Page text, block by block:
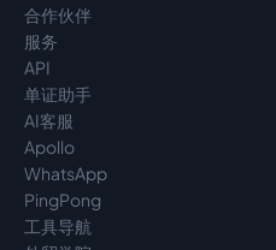
合作伙伴
服务
API
单证助手
AI客服
Apollo
WhatsApp
PingPong
工具导航